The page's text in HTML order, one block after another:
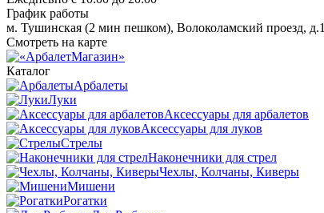
График работы
м. Тушинская (2 мин пешком), Волоколамский проезд, д.1
Смотреть на карте
Каталог
Арбалеты
Луки
Аксессуары для арбалетов
Аксессуары для луков
Стрелы
Наконечники для стрел
Чехлы, Колчаны, Киверы
Мишени
Рогатки